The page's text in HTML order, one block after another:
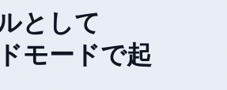
として
モードで起